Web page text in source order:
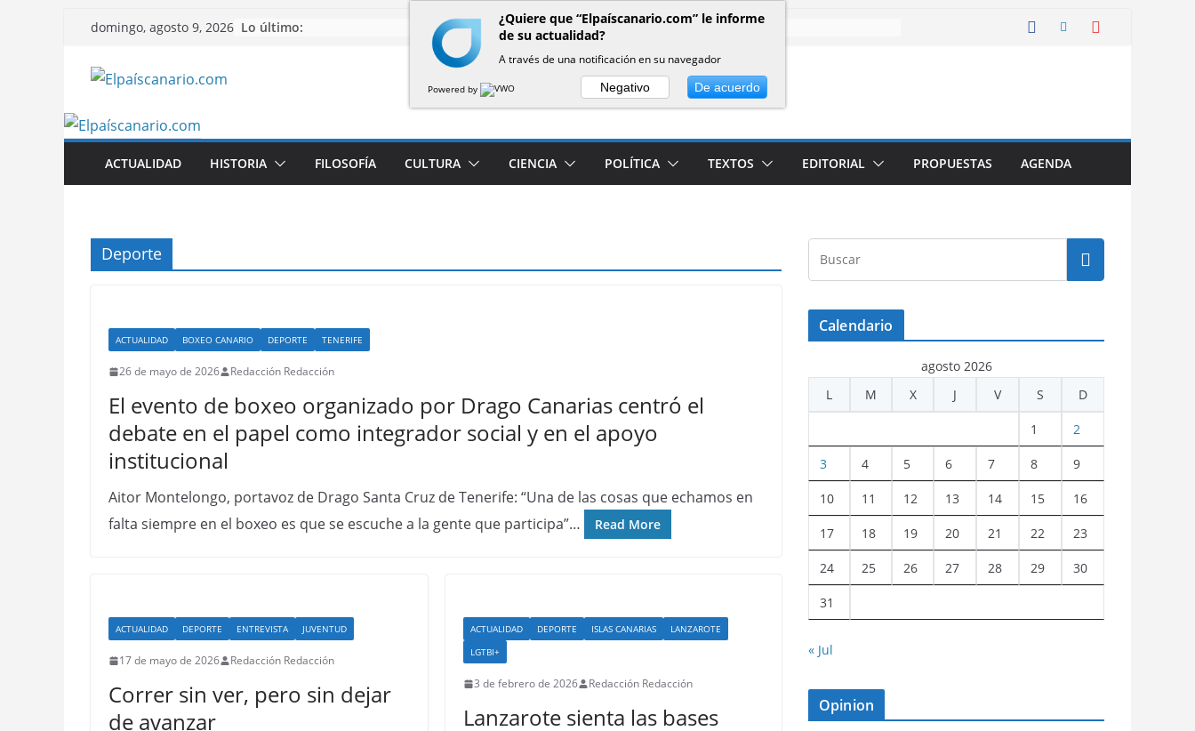
Saltar
contenido
domingo, agosto 9, 2026 Lo último:
ACTUALIDAD HISTORIA FILOSOFÍA CULTURA CIENCIA POLÍTICA TEXTOS EDITORIAL PROPUESTAS AGENDA
Deporte
ACTUALIDAD BOXEO CANARIO DEPORTE TENERIFE
26 de mayo de 2026 Redacción Redacción
El evento de boxeo organizado por Drago Canarias centró el
debate en el papel como integrador social y en el apoyo
institucional
Aitor Montelongo, portavoz de Drago Santa Cruz de Tenerife: “Una de las cosas que echamos en
falta siempre en el boxeo es que se escuche a la gente que participa”…
Read More
ACTUALIDAD DEPORTE ENTREVISTA JUVENTUD
17 de mayo de 2026 Redacción Redacción
Correr sin ver, pero sin dejar
de avanzar
ACTUALIDAD DEPORTE ISLAS CANARIAS
LANZAROTE
LGTBI+
3 de febrero de 2026 Redacción Redacción
Lanzarote sienta las bases
Calendario
agosto 2026
L
M X J V S D
1 2
3 4 5 6 7 8 9
10 11 12 13 14 15 16
17 18 19 20 21 22 23
24 25 26 27 28 29 30
31
« Jul
Opinion
¿Quiere que “Elpaíscanario.com” le informe
de su actualidad?
A través de una notificación en su navegador
Powered by Negativo De acuerdo